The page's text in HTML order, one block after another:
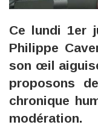
Ce lundi 1er
Philippe
son œil
proposons
chronique
modération.